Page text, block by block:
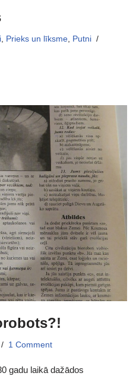
, Prieks un līksme, Putni
1 Comment
gadu laikā dažādos